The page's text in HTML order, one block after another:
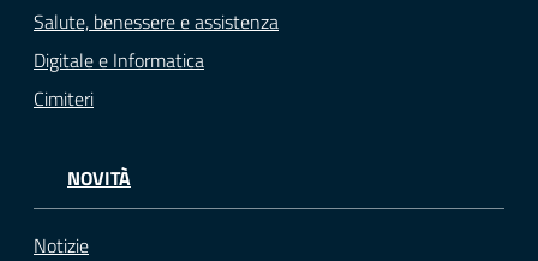
Salute, benessere e assistenza
Digitale e Informatica
Cimiteri
NOVITÀ
Notizie